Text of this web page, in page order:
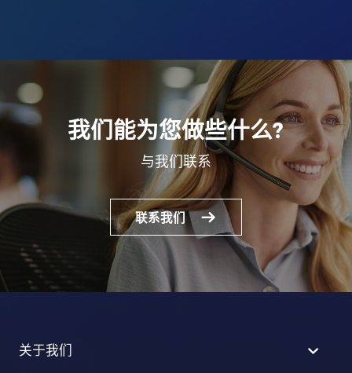
我们能为您做些什么?
与我们联系
联系我们
关于我们